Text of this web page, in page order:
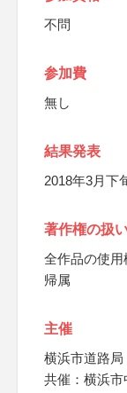
不問
参加費
無し
結果発表
2018年3月下
著作権の扱
全作品の使
帰属
主催
横浜市道路局
共催：横浜